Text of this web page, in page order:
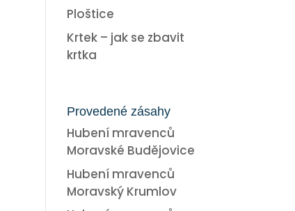
Ploštice
Krtek – jak se zbavit
krtka
Provedené zásahy
Hubení mravenců
Moravské Budějovice
Hubení mravenců
Moravský Krumlov